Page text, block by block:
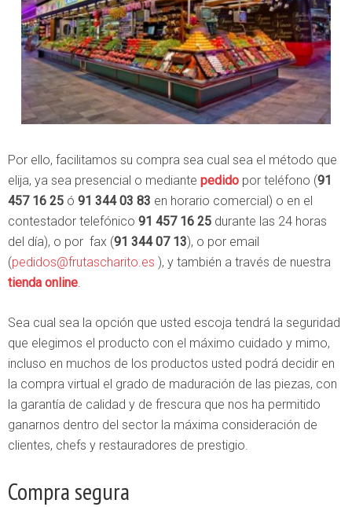
Por ello, facilitamos su compra sea cual sea el método que
elija, ya sea presencial o mediante pedido por teléfono (91
457 16 25 ó 91 344 03 83 en horario comercial) o en el
contestador telefónico 91 457 16 25 durante las 24 horas
del día), o por fax (91 344 07 13), o por email
(pedidos@frutascharito.es ), y también a través de nuestra
tienda online
Sea cual sea la opción que usted escoja tendrá la seguridad
que elegimos el producto con el máximo cuidado y mimo,
incluso en muchos de los productos usted podrá decidir en
la compra virtual el grado de maduración de las piezas, con
la garantía de calidad y de frescura que nos ha permitido
ganarnos dentro del sector la máxima consideración de
clientes, chefs y restauradores de prestigio.
Compra segura